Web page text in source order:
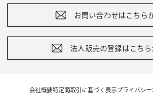
お問い合わせはこちら
法人販売の登録はこちら
会社概要特定商取引に基づく表示プライバシ